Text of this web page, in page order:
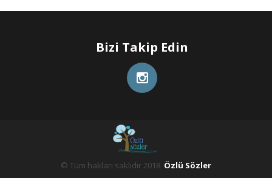
Bizi Takip Edin
© Tüm hakları saklıdır 2018 Özlü Sözler